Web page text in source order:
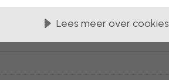
Lees meer over cookies